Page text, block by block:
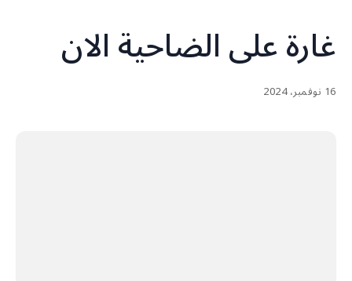
غارة على الضاحية الان
16 نوفمبر، 2024